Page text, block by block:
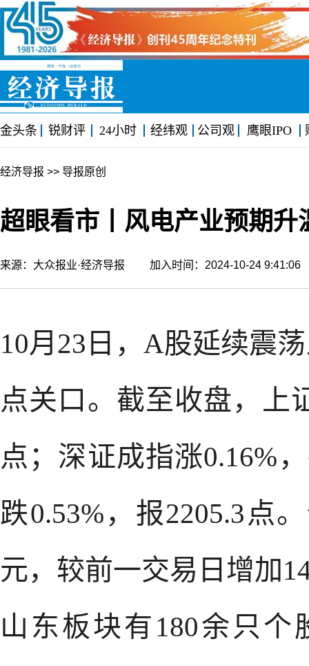
金头条 锐财评 24小时 经纬观 公司观 鹰眼IPO
经济导报 >> 导报原创
超眼看市丨风电产业预期升
来源：大众报业·经济导报 加入时间：2024-10-24
10月23日，A股延续震
点关口。截至收盘，上
点；深证成指涨0.16%
跌0.53%，报2205.3点
元，较前一交易日增加
山东板块有180余只